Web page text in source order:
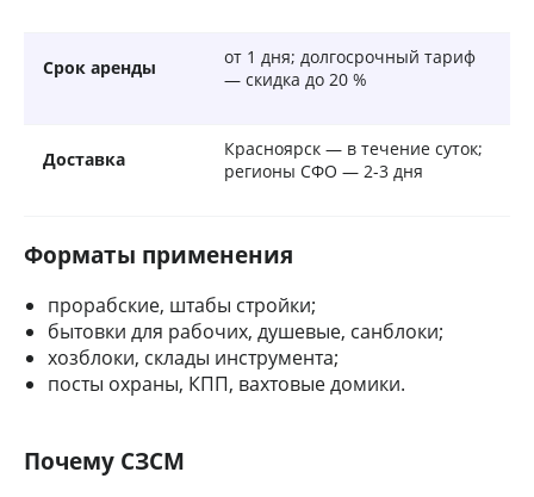
Срок аренды
от 1 дня; долгосрочный тариф
— скидка до 20 %
Доставка
Красноярск — в течение суток;
регионы СФО — 2-3 дня
Форматы применения
прорабские, штабы стройки;
бытовки для рабочих, душевые, санблоки;
хозблоки, склады инструмента;
посты охраны, КПП, вахтовые домики.
Почему СЗСМ